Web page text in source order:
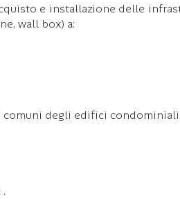
e installazione delle
wall box) a:
degli edifici condominiali.
.